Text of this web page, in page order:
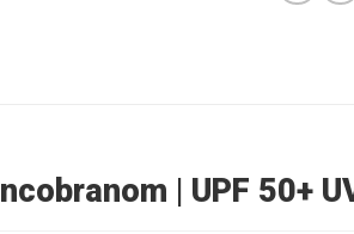
| UPF 50+